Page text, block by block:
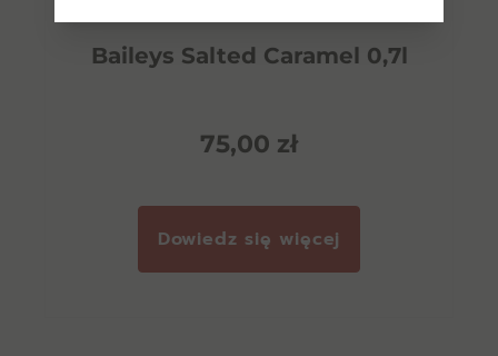
Baileys Salted Caramel 0,7l
75,00 zł
Dowiedz się więcej